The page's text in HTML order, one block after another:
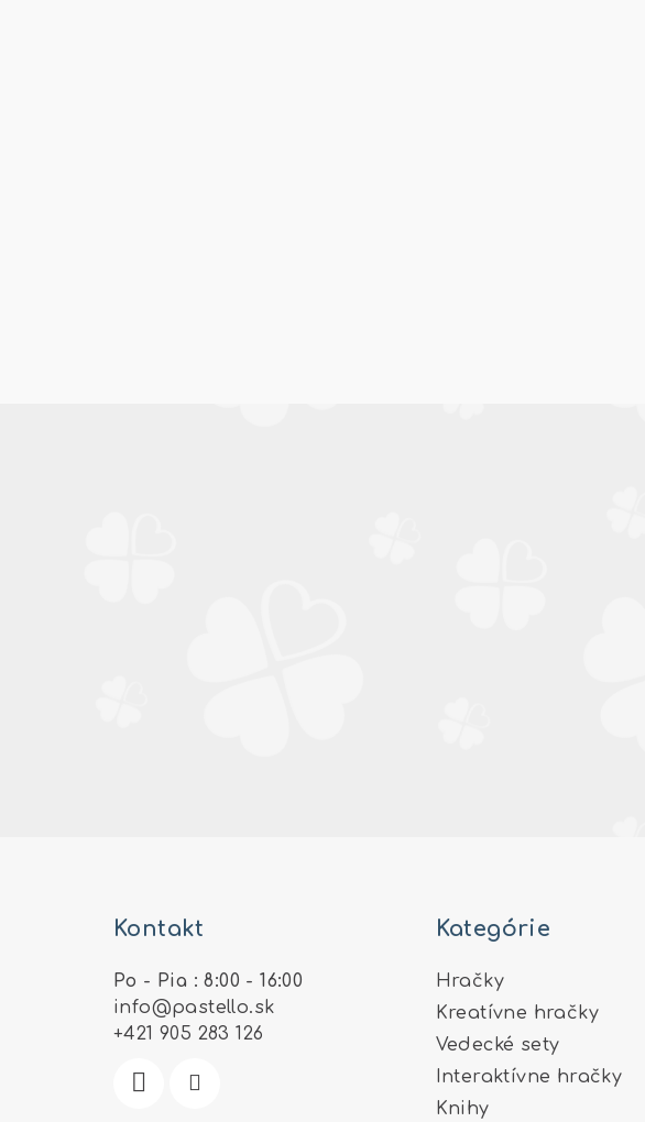
Kontakt
Po - Pia : 8:00 - 16:00
info@pastello.sk
+421 905 283 126
Kategórie
Hračky
Kreatívne hračky
Vedecké sety
Interaktívne hračky
Knihy